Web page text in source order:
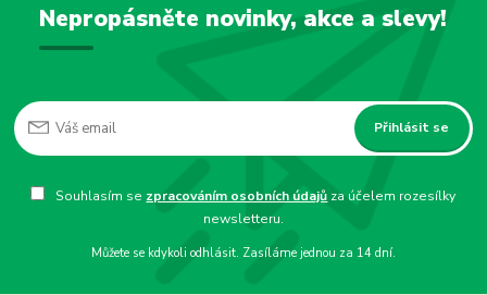
Nepropásněte novinky, akce a slevy!
Přihlásit se
Souhlasím se zpracováním osobních údajů za účelem rozesílky
newsletteru.
Můžete se kdykoli odhlásit. Zasíláme jednou za 14 dní.